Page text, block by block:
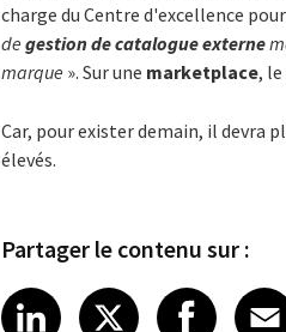
charge du Centre d'excellence
degestion de catalogue externe
marque ». Sur une marketplace,
Car, pour exister demain, il devra
élevés.
Partager le contenu sur :
Share article on
LinkedIn
Share
XShare